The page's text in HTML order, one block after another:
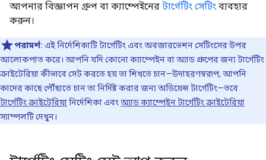
আপনার বিজ্ঞাপন গ্রুপ বা ক্যাম্পেইনের টার্গেটিং সেটিং ব্যবহার
করুন।
পরামর্শ: এই নির্দেশিকাটি টার্গেটিং এবং অবজারভেশন সেটিংসের উপর
আলোকপাত করে। আপনি যদি কোনো ক্যাম্পেইন বা অ্যাড গ্রুপের জন্য টার্গেটিং
ক্রাইটেরিয়া কীভাবে সেট করতে হয় তা শিখতে চান—উদাহরণস্বরূপ, আপনি
কাদের কাছে পৌঁছাতে চান তা নির্দিষ্ট করার জন্য অডিয়েন্স টার্গেটিং—তবে
টার্গেটিং ক্রাইটেরিয়ানির্দেশিকা এবং অ্যাড ক্যাম্পেইন টার্গেটিং ক্রাইটেরিয়া
স্যাম্পলটি দেখুন।